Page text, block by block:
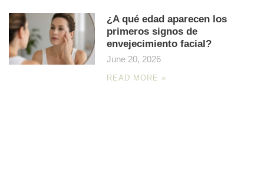
¿A qué edad aparecen los
primeros signos de
envejecimiento facial?
June 20, 2026
READ MORE »